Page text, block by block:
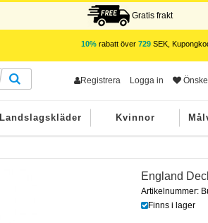
Gratis frakt
10%rabatt över 729SEK,
Registrera Logga in
Landslagskläder Kvinnor
England
Artikelnummer:
Finns i lager